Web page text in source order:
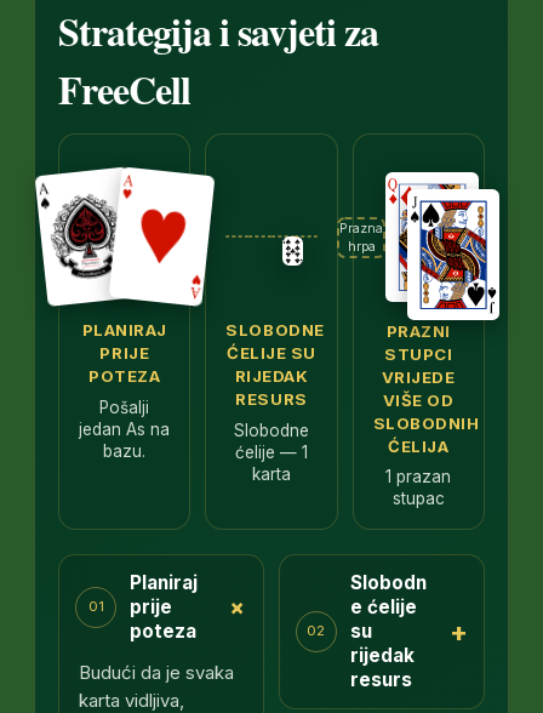
Strategija i savjeti za
FreeCell
PLANIRAJ
PRIJE
POTEZA
Pošalji
jedan As na
bazu.
SLOBODNE
ĆELIJE SU
RIJEDAK
RESURS
Slobodne
ćelije — 1
karta
Prazna
hrpa
PRAZNI
STUPCI
VRIJEDE
VIŠE OD
SLOBODNIH
ĆELIJA
1 prazan
stupac
01
Planiraj
prije
poteza
+
Budući da je svaka
karta vidljiva,
02
Slobodn
e ćelije
su
rijedak
resurs
+